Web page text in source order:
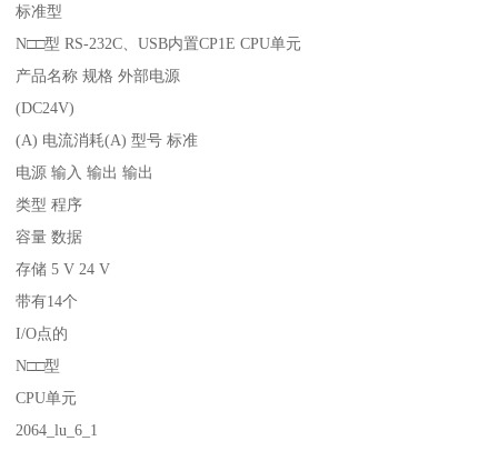
标准型
N□□型 RS-232C、USB内置CP1E CPU单元
产品名称 规格 外部电源
(DC24V)
(A) 电流消耗(A) 型号 标准
电源 输入 输出 输出
类型 程序
容量 数据
存储 5 V 24 V
带有14个
I/O点的
N□□型
CPU单元
2064_lu_6_1